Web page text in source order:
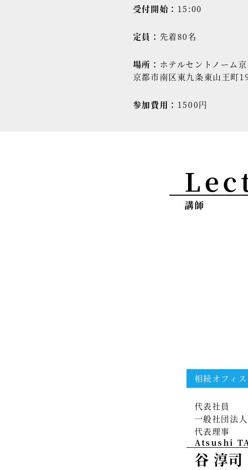
受付開始： 15:00
定員： 先着80名
場所： ホテルセントノーム
京都市南区東九条東山王町
参加費用： 1500円
講師
相続オフィス
代表社員
一般社団法
代表理事
Atsushi
谷 淳司